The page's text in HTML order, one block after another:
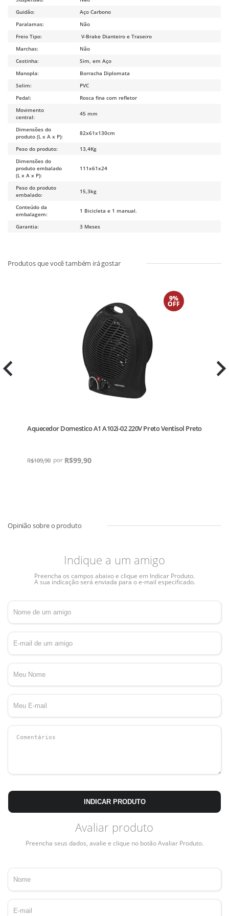
Guidão:
Aço Carbono
Paralamas:
Não
Freio Tipo:
V-Brake Dianteiro e Traseiro
Marchas:
Não
Cestinha:
Sim, em Aço
Manopla:
Borracha Diplomata
Selim:
PVC
Pedal:
Rosca fina com refletor
Movimento
central:
45 mm
Dimensões do
produto (L x A x P):
82x61x130cm
Peso do produto:
13,4Kg
Dimensões do
produto embalado
(L x A x P):
111x61x24
Peso do produto
embalado:
15,3kg
Conteúdo da
embalagem:
1 Bicicleta e 1 manual.
Garantia: 3 Meses
9%
OFF
Aquecedor Domestico A1 A102i-02 220V Preto Ventisol Preto
R$109,90 R$99,90
Indique a um amigo
Preencha os campos abaixo e clique em Indicar Produto.
A sua indicação será enviada para o e-mail especificado.
INDICAR PRODUTO
Avaliar produto
Preencha seus dados, avalie e clique no botão Avaliar Produto.